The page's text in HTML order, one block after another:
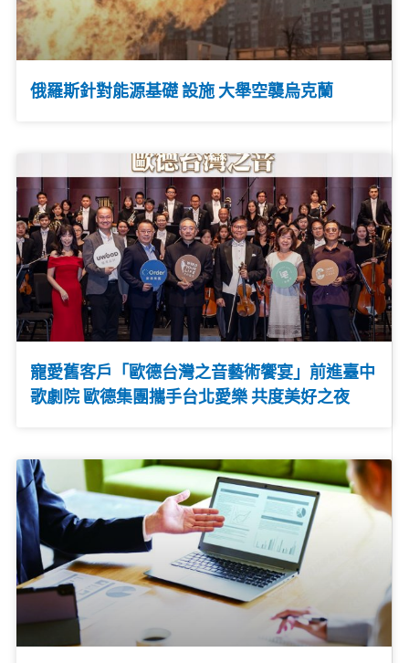
俄羅斯針對能源基礎 設施 大舉空襲烏克蘭
寵愛舊客戶「歐德台灣之音藝術饗宴」前進臺中
歌劇院 歐德集團攜手台北愛樂 共度美好之夜